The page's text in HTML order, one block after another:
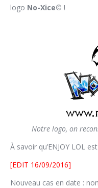
logo No-Xice© !
Notre logo, on
À savoir qu’ENJOY LOL
[EDIT 16/09/2016]
Nouveau cas en date :